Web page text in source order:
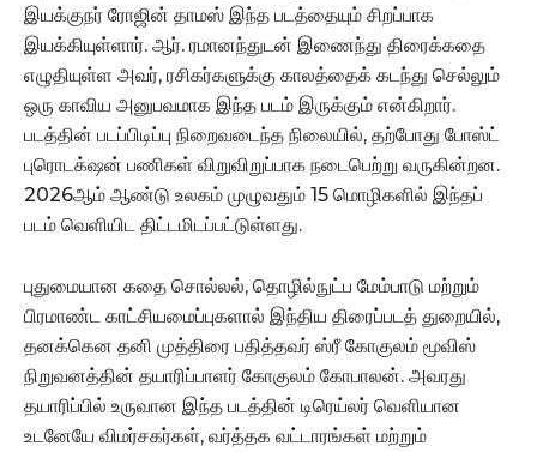
இயக்குநர் ரோஜின் தாமஸ் இந்த படத்தையும் சிறப்பாக
இயக்கியுள்ளார். ஆர். ரமானந்துடன் இணைந்து திரைக்கதை
எழுதியுள்ள அவர், ரசிகர்களுக்கு காலத்தைக் கடந்து செல்லும்
ஒரு காவிய அனுபவமாக இந்த படம் இருக்கும் என்கிறார்.
படத்தின் படப்பிடிப்பு நிறைவடைந்த நிலையில், தற்போது போஸ்ட்
புரொடக்‌ஷன் பணிகள் விறுவிறுப்பாக நடைபெற்று வருகின்றன.
2026ஆம் ஆண்டு உலகம் முழுவதும் 15 மொழிகளில் இந்தப்
படம் வெளியிட திட்டமிடப்பட்டுள்ளது.
புதுமையான கதை சொல்லல், தொழில்நுட்ப மேம்பாடு மற்றும்
பிரமாண்ட காட்சியமைப்புகளால் இந்திய திரைப்படத் துறையில்,
தனக்கென தனி முத்திரை பதித்தவர் ஸ்ரீ கோகுலம் மூவிஸ்
நிறுவனத்தின் தயாரிப்பாளர் கோகுலம் கோபாலன். அவரது
தயாரிப்பில் உருவான இந்த படத்தின் டிரெய்லர் வெளியான
உடனேயே விமர்சகர்கள், வர்த்தக வட்டாரங்கள் மற்றும்